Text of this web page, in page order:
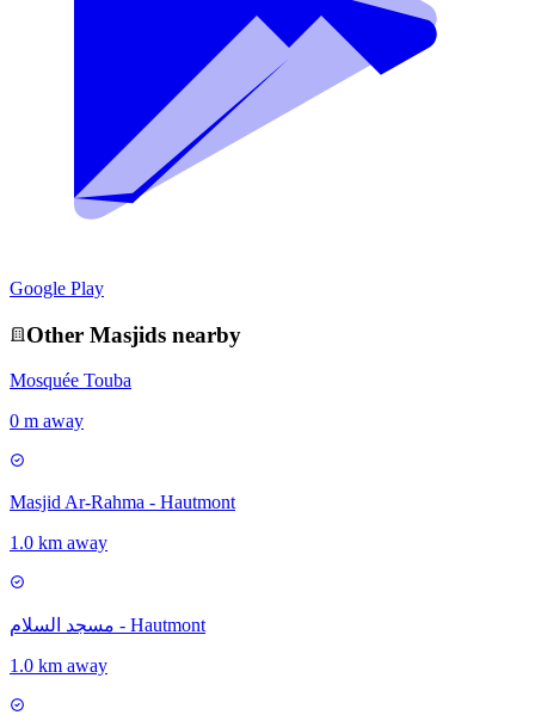
Google Play
Other Masjids nearby
Mosquée Touba
0 m away
Masjid Ar-Rahma - Hautmont
1.0 km away
مسجد السلام - Hautmont
1.0 km away